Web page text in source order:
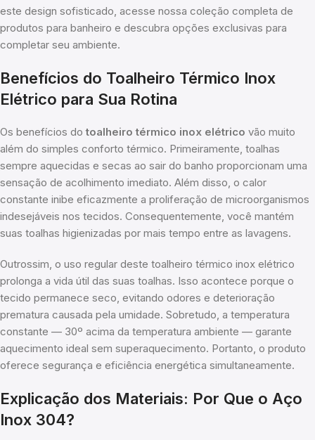
este design sofisticado, acesse nossa coleção completa de
produtos para banheiro e descubra opções exclusivas para
completar seu ambiente.
Benefícios do Toalheiro Térmico Inox
Elétrico para Sua Rotina
Os benefícios do toalheiro térmico inox elétrico vão muito
além do simples conforto térmico. Primeiramente, toalhas
sempre aquecidas e secas ao sair do banho proporcionam uma
sensação de acolhimento imediato. Além disso, o calor
constante inibe eficazmente a proliferação de microorganismos
indesejáveis nos tecidos. Consequentemente, você mantém
suas toalhas higienizadas por mais tempo entre as lavagens.
Outrossim, o uso regular deste toalheiro térmico inox elétrico
prolonga a vida útil das suas toalhas. Isso acontece porque o
tecido permanece seco, evitando odores e deterioração
prematura causada pela umidade. Sobretudo, a temperatura
constante — 30º acima da temperatura ambiente — garante
aquecimento ideal sem superaquecimento. Portanto, o produto
oferece segurança e eficiência energética simultaneamente.
Explicação dos Materiais: Por Que o Aço
Inox 304?